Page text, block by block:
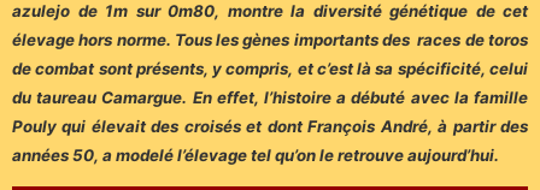
azulejo de 1m sur 0m80, montre la diversité génétique de cet
élevage hors norme. Tous les gènes importants des races de toros
de combat sont présents, y compris, et c’est là sa spécificité, celui
du taureau Camargue. En effet, l’histoire a débuté avec la famille
Pouly qui élevait des croisés et dont François André, à partir des
années 50, a modelé l’élevage tel qu’on le retrouve aujourd’hui.